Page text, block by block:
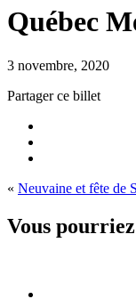
Québec
3 novembre, 2020
Partager ce billet
« Neuvaine et fête de
Vous